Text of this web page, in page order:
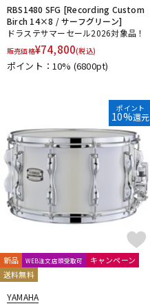
RBS1480 SFG [Recording Custom
Birch 14×8 / サーフグリーン]
ドラステサマーセール2026対象品！
販売価格¥74,800(税込)
ポイント：10% (6800pt)
ポイント
10%還元
新品 WEB注文店頭受取可
キャンペーン
送料無料
YAMAHA